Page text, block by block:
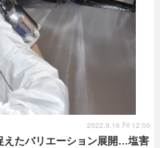
えたバリエーション展開…塩害
2022.9.16 Fri 12:00